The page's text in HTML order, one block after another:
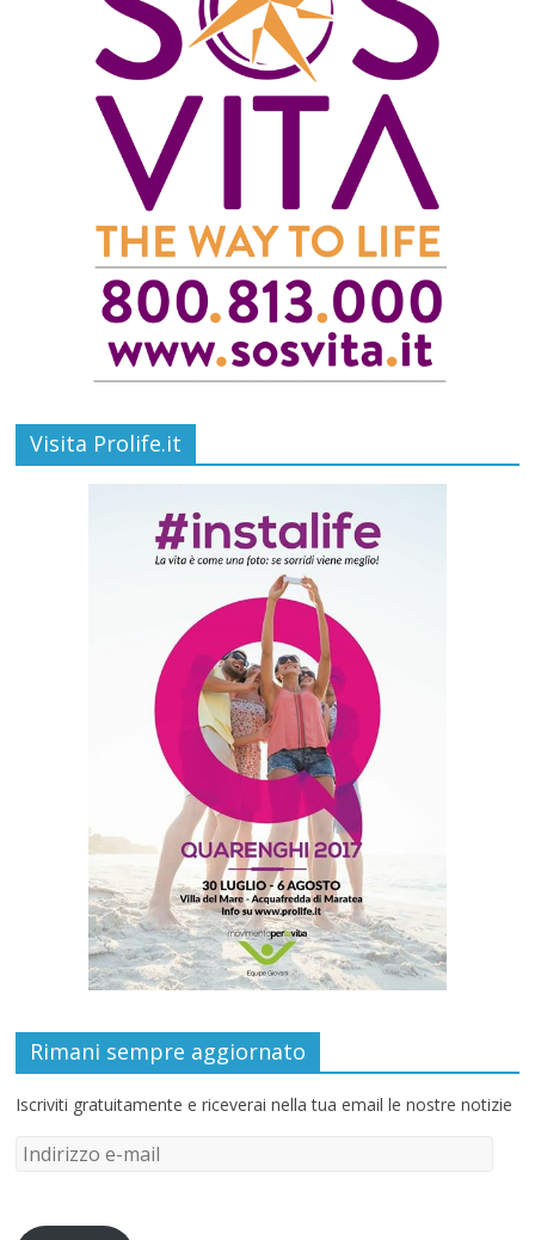
Visita Prolife.it
Rimani sempre aggiornato
Iscriviti gratuitamente e riceverai nella tua email le nostre notizie